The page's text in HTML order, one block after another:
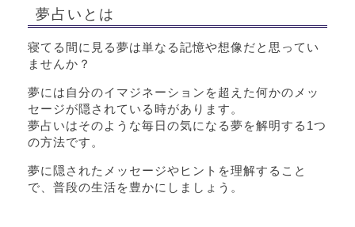
夢占いとは
寝てる間に見る夢は単なる記憶や想像だと思ってい
ませんか？
夢には自分のイマジネーションを超えた何かのメッ
セージが隠されている時があります。
夢占いはそのような毎日の気になる夢を解明する1つ
の方法です。
夢に隠されたメッセージやヒントを理解すること
で、普段の生活を豊かにしましょう。